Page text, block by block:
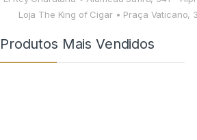
Loja The King of Cigar • Praça Vaticano,
Produtos Mais Vendidos